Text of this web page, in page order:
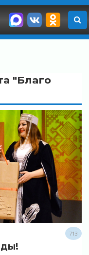
"Благо
713